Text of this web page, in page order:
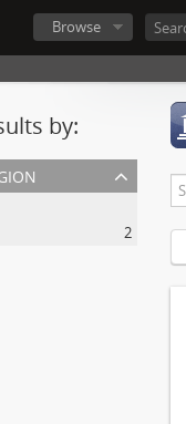
Browse
by:
2